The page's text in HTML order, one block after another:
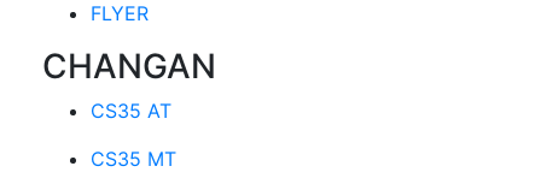
FLYER
CHANGAN
CS35 AT
CS35 MT